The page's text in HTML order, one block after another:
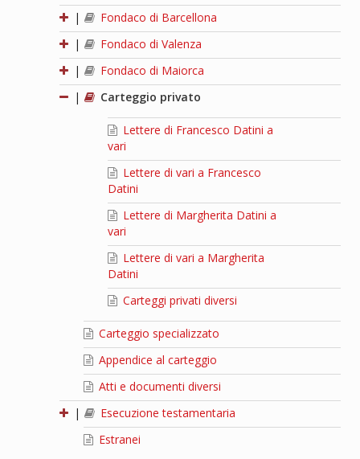
|
Fondaco di Barcellona
|
Fondaco di Valenza
|
Fondaco di Maiorca
|
Carteggio privato
Lettere di Francesco Datini a
vari
Lettere di vari a Francesco
Datini
Lettere di Margherita Datini a
vari
Lettere di vari a Margherita
Datini
Carteggi privati diversi
Carteggio specializzato
Appendice al carteggio
Atti e documenti diversi
|
Esecuzione testamentaria
Estranei